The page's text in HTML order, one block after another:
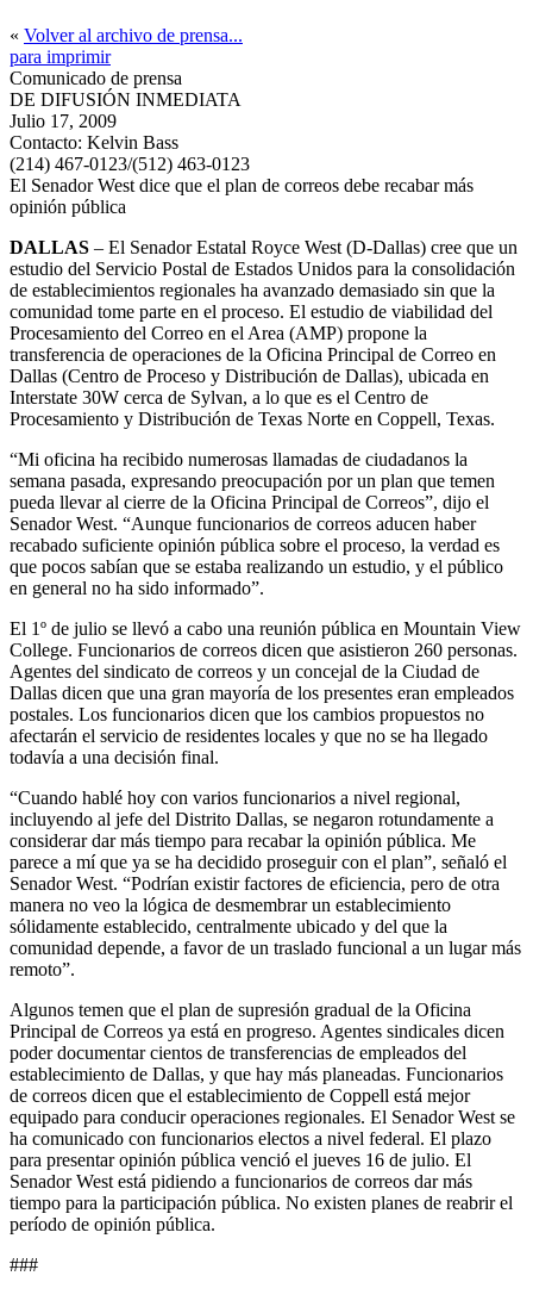
« Volver al archivo de prensa...
para imprimir
Comunicado de prensa
DE DIFUSIÓN INMEDIATA
Julio 17, 2009
Contacto: Kelvin Bass
(214) 467-0123/(512) 463-0123
El Senador West dice que el plan de correos debe recabar más
opinión pública
DALLAS – El Senador Estatal Royce West (D-Dallas) cree que un
estudio del Servicio Postal de Estados Unidos para la consolidación
de establecimientos regionales ha avanzado demasiado sin que la
comunidad tome parte en el proceso. El estudio de viabilidad del
Procesamiento del Correo en el Area (AMP) propone la
transferencia de operaciones de la Oficina Principal de Correo en
Dallas (Centro de Proceso y Distribución de Dallas), ubicada en
Interstate 30W cerca de Sylvan, a lo que es el Centro de
Procesamiento y Distribución de Texas Norte en Coppell, Texas.
“Mi oficina ha recibido numerosas llamadas de ciudadanos la
semana pasada, expresando preocupación por un plan que temen
pueda llevar al cierre de la Oficina Principal de Correos”, dijo el
Senador West. “Aunque funcionarios de correos aducen haber
recabado suficiente opinión pública sobre el proceso, la verdad es
que pocos sabían que se estaba realizando un estudio, y el público
en general no ha sido informado”.
El 1º de julio se llevó a cabo una reunión pública en Mountain View
College. Funcionarios de correos dicen que asistieron 260 personas.
Agentes del sindicato de correos y un concejal de la Ciudad de
Dallas dicen que una gran mayoría de los presentes eran empleados
postales. Los funcionarios dicen que los cambios propuestos no
afectarán el servicio de residentes locales y que no se ha llegado
todavía a una decisión final.
“Cuando hablé hoy con varios funcionarios a nivel regional,
incluyendo al jefe del Distrito Dallas, se negaron rotundamente a
considerar dar más tiempo para recabar la opinión pública. Me
parece a mí que ya se ha decidido proseguir con el plan”, señaló el
Senador West. “Podrían existir factores de eficiencia, pero de otra
manera no veo la lógica de desmembrar un establecimiento
sólidamente establecido, centralmente ubicado y del que la
comunidad depende, a favor de un traslado funcional a un lugar más
remoto”.
Algunos temen que el plan de supresión gradual de la Oficina
Principal de Correos ya está en progreso. Agentes sindicales dicen
poder documentar cientos de transferencias de empleados del
establecimiento de Dallas, y que hay más planeadas. Funcionarios
de correos dicen que el establecimiento de Coppell está mejor
equipado para conducir operaciones regionales. El Senador West se
ha comunicado con funcionarios electos a nivel federal. El plazo
para presentar opinión pública venció el jueves 16 de julio. El
Senador West está pidiendo a funcionarios de correos dar más
tiempo para la participación pública. No existen planes de reabrir el
período de opinión pública.
###